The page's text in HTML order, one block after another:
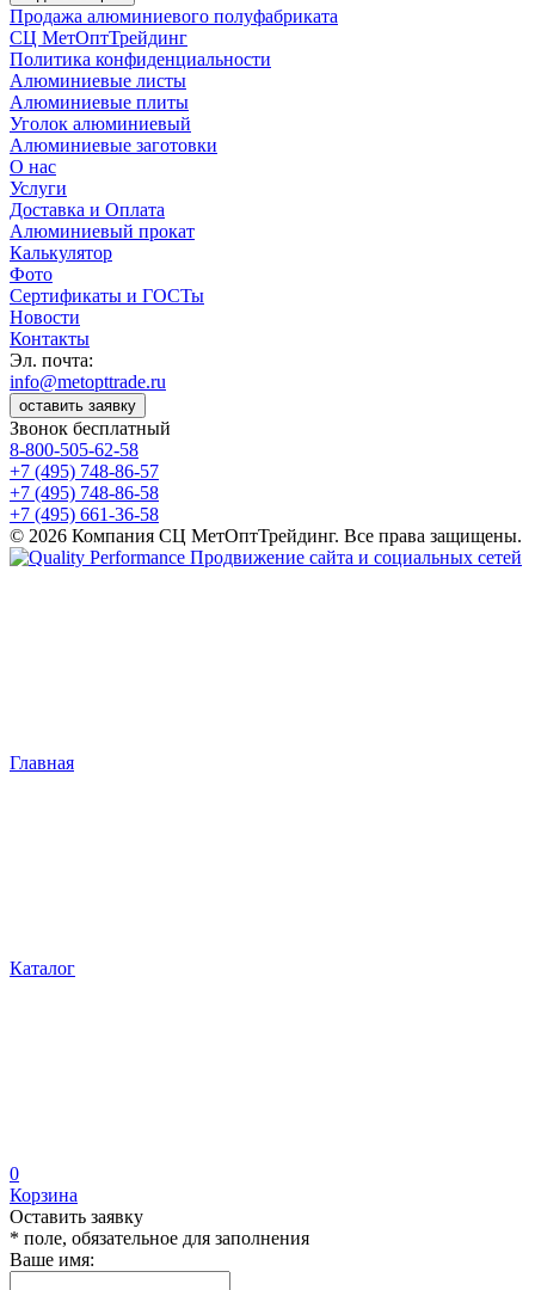
Продажа алюминиевого полуфабриката
СЦ МетОптТрейдинг
Политика конфиденциальности
Алюминиевые листы
Алюминиевые плиты
Уголок алюминиевый
Алюминиевые заготовки
О нас
Услуги
Доставка и Оплата
Алюминиевый прокат
Калькулятор
Фото
Сертификаты и ГОСТы
Новости
Контакты
Эл. почта:
info@metopttrade.ru
оставить заявку
Звонок бесплатный
8-800-505-62-58
+7 (495) 748-86-57
+7 (495) 748-86-58
+7 (495) 661-36-58
© 2026 Компания СЦ МетОптТрейдинг. Все права защищены.
Продвижение сайта и социальных сетей
Главная
Каталог
0
Корзина
Оставить заявку
* поле, обязательное для заполнения
Ваше имя: